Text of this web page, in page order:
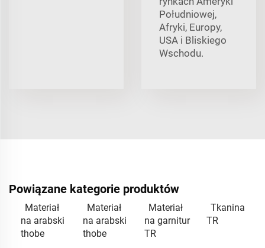
Południowej,
Afryki, Europy,
USA i Bliskiego
Wschodu.
Powiązane kategorie produktów
Materiał
na arabski
thobe
Materiał
na arabski
thobe
Materiał
na garnitur
TR
Tkanina
TR